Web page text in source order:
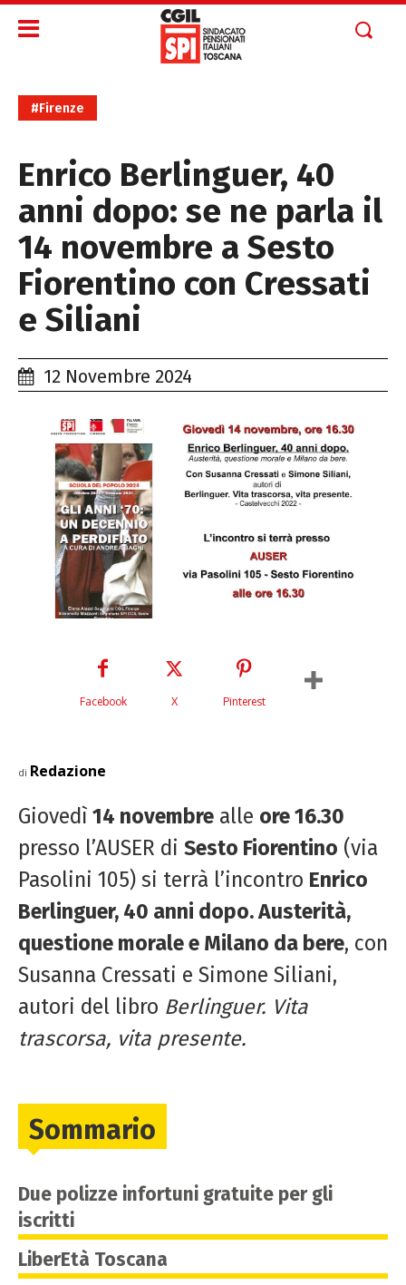
#Firenze
Enrico Berlinguer, 40
anni dopo: se ne parla il
14 novembre a Sesto
Fiorentino con Cressati
e Siliani
12 Novembre 2024
Facebook X Pinterest
di Redazione
Giovedì 14 novembre alle ore 16.30
presso l’AUSER di Sesto Fiorentino (via
Pasolini 105) si terrà l’incontro Enrico
Berlinguer, 40 anni dopo.Austerità,
questione morale e Milano da bere, con
Susanna Cressati e Simone Siliani,
autori del libro Berlinguer. Vita
trascorsa, vita presente.
Sommario
Due polizze infortuni gratuite per gli
iscritti
LiberEtà Toscana